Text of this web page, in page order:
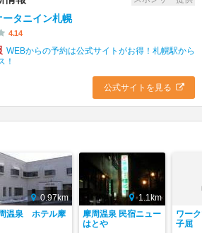
ータニイン札幌
4.14
WEBからの予約は公式サイトがお得！札幌駅から
！
公式サイトを見る
0.97km
温泉 ホテル摩
1.1km
摩周温泉 民宿ニュー
はとや
ワー
子屈